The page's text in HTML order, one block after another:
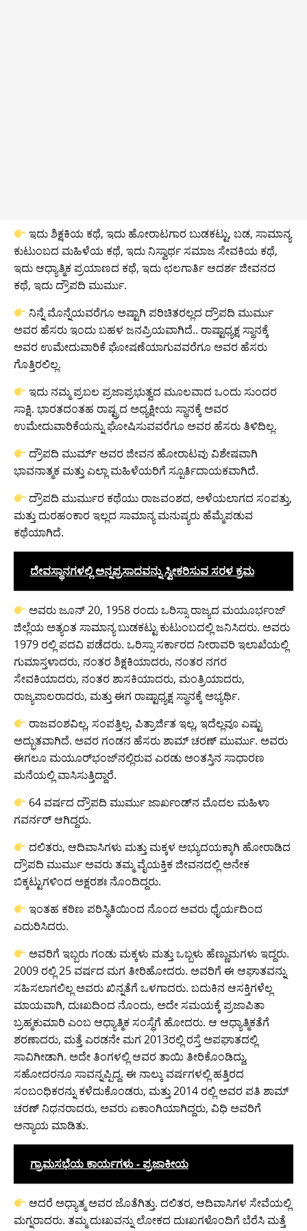
ಇದು ಶಿಕ್ಷಕಿಯ ಕಥೆ, ಇದು ಹೋರಾಟಗಾರ ಬುಡಕಟ್ಟು, ಬಡ, ಸಾಮಾನ್ಯ
ಕುಟುಂಬದ ಮಹಿಳೆಯ ಕಥೆ, ಇದು ನಿಸ್ವಾರ್ಥ ಸಮಾಜ ಸೇವಕಿಯ ಕಥೆ,
ಇದು ಆಧ್ಯಾತ್ಮಿಕ ಪ್ರಯಾಣದ ಕಥೆ, ಇದು ಛಲಗಾರ್ತಿ ಆದರ್ಶ ಜೀವನದ
ಕಥೆ, ಇದು ದ್ರೌಪದಿ ಮುರ್ಮು.
ನಿನ್ನೆ ಮೊನ್ನೆಯವರೆಗೂ ಅಷ್ಟಾಗಿ ಪರಿಚಿತರಲ್ಲದ ದ್ರೌಪದಿ ಮುರ್ಮು
ಅವರ ಹೆಸರು ಇಂದು ಬಹಳ ಜನಪ್ರಿಯವಾಗಿದೆ.. ರಾಷ್ಟಾಧ್ಯಕ್ಷ ಸ್ಥಾನಕ್ಕೆ
ಅವರ ಉಮೇದುವಾರಿಕೆ ಘೋಷಣೆಯಾಗುವವರೆಗೂ ಅವರ ಹೆಸರು
ಗೊತ್ತಿರಲಿಲ್ಲ.
ಇದು ನಮ್ಮ ಪ್ರಬಲ ಪ್ರಜಾಪ್ರಭುತ್ವದ ಮೂಲವಾದ ಒಂದು ಸುಂದರ
ಸಾಕ್ಷಿ. ಭಾರತದಂತಹ ರಾಷ್ಟ್ರದ ಅಧ್ಯಕ್ಷೀಯ ಸ್ಥಾನಕ್ಕೆ ಅವರ
ಉಮೇದುವಾರಿಕೆಯನ್ನು ಘೋಷಿಸುವವರೆಗೂ ಅವರ ಹೆಸರು ತಿಳಿದಿಲ್ಲ.
ದ್ರೌಪದಿ ಮುರ್ಮ್ ಅವರ ಜೀವನ ಹೋರಾಟವು ವಿಶೇಷವಾಗಿ
ಭಾವನಾತ್ಮಕ ಮತ್ತು ಎಲ್ಲಾ ಮಹಿಳೆಯರಿಗೆ ಸ್ಪೂರ್ತಿದಾಯಕವಾಗಿದೆ.
ದ್ರೌಪದಿ ಮುರ್ಮುರ ಕಥೆಯು ರಾಜವಂಶದ, ಅಳೆಯಲಾಗದ ಸಂಪತ್ತು,
ಮತ್ತು ದುರಹಂಕಾರ ಇಲ್ಲದ ಸಾಮಾನ್ಯ ಮನುಷ್ಯರು ಹೆಮ್ಮೆಪಡುವ
ಕಥೆಯಾಗಿದೆ.
ದೇವಸ್ಥಾನಗಳಲ್ಲಿ ಅನ್ನಪ್ರಸಾದವನ್ನು ಸ್ವೀಕರಿಸುವ ಸರಳ ಕ್ರಮ
ಅವರು ಜೂನ್ 20, 1958 ರಂದು ಒರಿಸ್ಸಾ ರಾಜ್ಯದ ಮಯೂರ್ಭಂಜ್
ಜಿಲ್ಲೆಯ ಅತ್ಯಂತ ಸಾಮಾನ್ಯ ಬುಡಕಟ್ಟು ಕುಟುಂಬದಲ್ಲಿ ಜನಿಸಿದರು. ಅವರು
1979 ರಲ್ಲಿ ಪದವಿ ಪಡೆದರು. ಒರಿಸ್ಸಾ ಸರ್ಕಾರದ ನೀರಾವರಿ ಇಲಾಖೆಯಲ್ಲಿ
ಗುಮಾಸ್ತಳಾದರು, ನಂತರ ಶಿಕ್ಷಕಿಯಾದರು, ನಂತರ ನಗರ
ಸೇವಕಿಯಾದರು, ನಂತರ ಶಾಸಕಿಯಾದರು, ಮಂತ್ರಿಯಾದರು,
ರಾಜ್ಯಪಾಲರಾದರು, ಮತ್ತು ಈಗ ರಾಷ್ಟಾಧ್ಯಕ್ಷ ಸ್ಥಾನಕ್ಕೆ ಅಭ್ಯರ್ಥಿ.
ರಾಜವಂಶವಿಲ್ಲ, ಸಂಪತ್ತಿಲ್ಲ, ಪಿತ್ರಾರ್ಜಿತ ಇಲ್ಲ, ಇದೆಲ್ಲವೂ ಎಷ್ಟು
ಅದ್ಭುತವಾಗಿದೆ. ಅವರ ಗಂಡನ ಹೆಸರು ಶಾಮ್ ಚರಣ್ ಮುರ್ಮು. ಅವರು
ಈಗಲೂ ಮಯೂರ್‌ಭಂಜ್‌ನಲ್ಲಿರುವ ಎರಡು ಅಂತಸ್ತಿನ ಸಾಧಾರಣ
ಮನೆಯಲ್ಲಿ ವಾಸಿಸುತ್ತಿದ್ದಾರೆ.
64 ವರ್ಷದ ದ್ರೌಪದಿ ಮುರ್ಮು ಜಾರ್ಖಂಡ್‌ನ ಮೊದಲ ಮಹಿಳಾ
ಗವರ್ನರ್ ಆಗಿದ್ದರು.
ದಲಿತರು, ಆದಿವಾಸಿಗಳು ಮತ್ತು ಮಕ್ಕಳ ಅಭ್ಯುದಯಕ್ಕಾಗಿ ಹೋರಾಡಿದ
ದ್ರೌಪದಿ ಮುರ್ಮು ಅವರು ತಮ್ಮ ವೈಯಕ್ತಿಕ ಜೀವನದಲ್ಲಿ ಅನೇಕ
ಬಿಕ್ಕಟ್ಟುಗಳಿಂದ ಅಕ್ಷರಶಃ ನೊಂದಿದ್ದರು.
ಇಂತಹ ಕಠಿಣ ಪರಿಸ್ಥಿತಿಯಿಂದ ನೊಂದ ಅವರು ಧೈರ್ಯದಿಂದ
ಎದುರಿಸಿದರು.
ಅವರಿಗೆ ಇಬ್ಬರು ಗಂಡು ಮಕ್ಕಳು ಮತ್ತು ಒಬ್ಬಳು ಹೆಣ್ಣುಮಗಳು ಇದ್ದರು.
2009 ರಲ್ಲಿ 25 ವರ್ಷದ ಮಗ ತೀರಿಹೋದರು. ಅವರಿಗೆ ಈ ಆಘಾತವನ್ನು
ಸಹಿಸಲಾಗಲಿಲ್ಲ ಅವರು ಖಿನ್ನತೆಗೆ ಒಳಗಾದರು. ಬದುಕಿನ ಆಸಕ್ತಿಗಳೆಲ್ಲ
ಮಾಯವಾಗಿ, ದುಃಖದಿಂದ ನೊಂದು, ಅದೇ ಸಮಯಕ್ಕೆ ಪ್ರಜಾಪಿತಾ
ಬ್ರಹ್ಮಕುಮಾರಿ ಎಂಬ ಆಧ್ಯಾತ್ಮಿಕ ಸಂಸ್ಥೆಗೆ ಹೋದರು. ಆ ಆಧ್ಯಾತ್ಮಿಕತೆಗೆ
ಶರಣಾದರು, ಮತ್ತೆ ಎರಡನೇ ಮಗ 2013ರಲ್ಲಿ ರಸ್ತೆ ಅಪಘಾತದಲ್ಲಿ
ಸಾವಿಗೀಡಾಗಿ. ಅದೇ ತಿಂಗಳಲ್ಲಿ ಆವರ ತಾಯಿ ತೀರಿಕೊಂಡಿದ್ದು,
ಸಹೋದರನೂ ಸಾವನ್ನಪ್ಪಿದ್ದ. ಈ ನಾಲ್ಕು ವರ್ಷಗಳಲ್ಲಿ ಹತ್ತಿರದ
ಸಂಬಂಧಿಕರನ್ನು ಕಳೆದುಕೊಂಡರು, ಮತ್ತು 2014 ರಲ್ಲಿ ಅವರ ಪತಿ ಶಾಮ್
ಚರಣ್ ನಿಧನರಾದರು, ಅವರು ಏಕಾಂಗಿಯಾಗಿದ್ದರು, ವಿಧಿ ಅವರಿಗೆ
ಅನ್ಯಾಯ ಮಾಡಿತು.
ಗ್ರಾಮಸಭೆಯ ಕಾರ್ಯಗಳು - ಪ್ರಜಾಕೀಯ
ಆದರೆ ಅಧ್ಯಾತ್ಮ ಅವರ ಜೊತೆಗಿತ್ತು. ದಲಿತರ, ಆದಿವಾಸಿಗಳ ಸೇವೆಯಲ್ಲಿ
ಮಗ್ನರಾದರು. ತಮ್ಮ ದುಃಖವನ್ನು ಲೋಕದ ದುಃಖಗಳೊಂದಿಗೆ ಬೆರೆಸಿ ಮತ್ತೆ